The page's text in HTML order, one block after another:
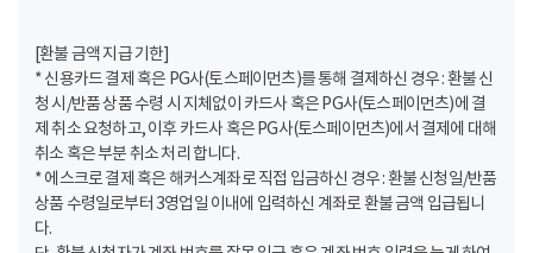
[환불 금액 지급 기한]
* 신용카드 결제 혹은 PG사(토스페이먼츠)를 통해 결제하신 경우 : 환불 신
청 시/반품 상품 수령 시 지체없이 카드사 혹은 PG사(토스페이먼츠)에 결
제 취소 요청하고, 이후 카드사 혹은 PG사(토스페이먼츠)에서 결제에 대해
취소 혹은 부분 취소 처리 합니다.
* 에스크로 결제 혹은 해커스계좌로 직접 입금하신 경우 : 환불 신청일/반품
상품 수령일로부터 3영업일 이내에 입력하신 계좌로 환불 금액 입급됩니
다.